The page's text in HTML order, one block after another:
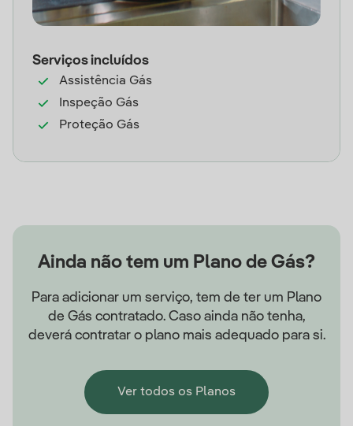
Serviços incluídos
Assistência Gás
Inspeção Gás
Proteção Gás
Ainda não tem um Plano de Gás?
Para adicionar um serviço, tem de ter um Plano
de Gás contratado. Caso ainda não tenha,
deverá contratar o plano mais adequado para si.
Ver todos os Planos